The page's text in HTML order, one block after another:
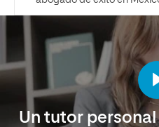
Un tutor